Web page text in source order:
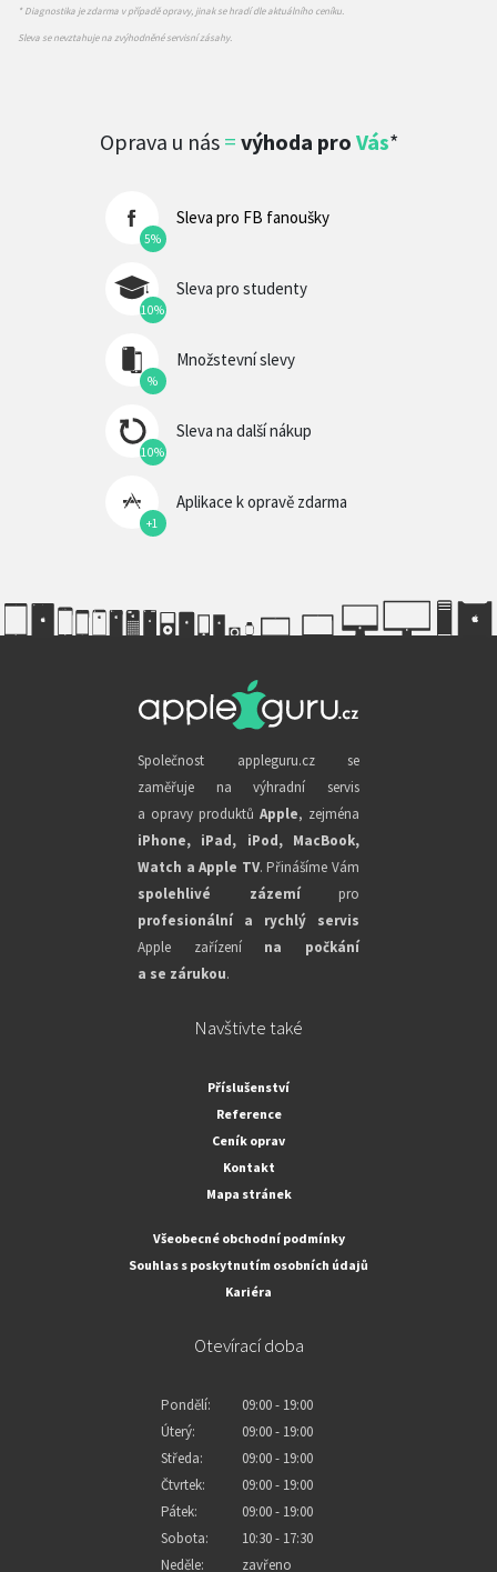
* Diagnostika je zdarma v případě opravy, jinak se hradí dle aktuálního ceníku.
Sleva se nevztahuje na zvýhodněné servisní zásahy.
Oprava u nás = výhoda pro Vás*
5%
Sleva pro FB fanoušky
10%
Sleva pro studenty
%
Množstevní slevy
10%
Sleva na další nákup
+1
Aplikace k opravě zdarma
Společnost appleguru.cz se
zaměřuje na výhradní servis
a opravy produktů Apple, zejména
iPhone, iPad, iPod, MacBook,
Watch a Apple TV. Přinášíme Vám
spolehlivé zázemípro
profesionální a rychlý servis
Apple zařízení na počkání
a se zárukou.
Navštivte také
Příslušenství
Reference
Ceník oprav
Kontakt
Mapa stránek
Všeobecné obchodní podmínky
Souhlas s poskytnutím osobních údajů
Kariéra
Otevírací doba
Pondělí:
09:00 - 19:00
Úterý:
09:00 - 19:00
Středa:
09:00 - 19:00
Čtvrtek:
09:00 - 19:00
Pátek:
09:00 - 19:00
Sobota:
10:30 - 17:30
Neděle:
zavřeno